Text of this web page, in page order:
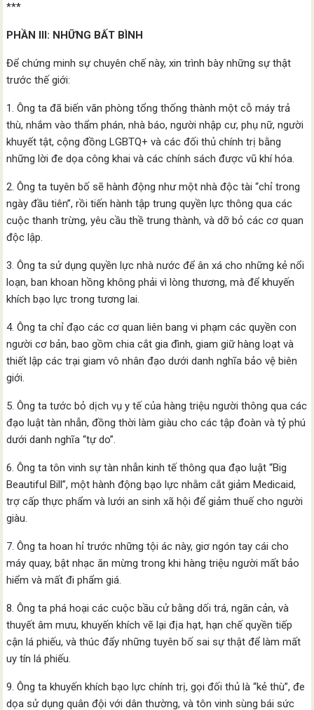
***
PHẦN III: NHỮNG BẤT BÌNH
Để chứng minh sự chuyên chế này, xin trình bày những sự thật
trước thế giới:
1. Ông ta đã biến văn phòng tổng thống thành một cỗ máy trả
thù, nhắm vào thẩm phán, nhà báo, người nhập cư, phụ nữ, người
khuyết tật, cộng đồng LGBTQ+ và các đối thủ chính trị bằng
những lời đe dọa công khai và các chính sách được vũ khí hóa.
2. Ông ta tuyên bố sẽ hành động như một nhà độc tài “chỉ trong
ngày đầu tiên”, rồi tiến hành tập trung quyền lực thông qua các
cuộc thanh trừng, yêu cầu thề trung thành, và dỡ bỏ các cơ quan
độc lập.
3. Ông ta sử dụng quyền lực nhà nước để ân xá cho những kẻ nổi
loạn, ban khoan hồng không phải vì lòng thương, mà để khuyến
khích bạo lực trong tương lai.
4. Ông ta chỉ đạo các cơ quan liên bang vi phạm các quyền con
người cơ bản, bao gồm chia cắt gia đình, giam giữ hàng loạt và
thiết lập các trại giam vô nhân đạo dưới danh nghĩa bảo vệ biên
giới.
5. Ông ta tước bỏ dịch vụ y tế của hàng triệu người thông qua các
đạo luật tàn nhẫn, đồng thời làm giàu cho các tập đoàn và tỷ phú
dưới danh nghĩa “tự do”.
6. Ông ta tôn vinh sự tàn nhẫn kinh tế thông qua đạo luật “Big
Beautiful Bill”, một hành động bạo lực nhằm cắt giảm Medicaid,
trợ cấp thực phẩm và lưới an sinh xã hội để giảm thuế cho người
giàu.
7. Ông ta hoan hỉ trước những tội ác này, giơ ngón tay cái cho
máy quay, bật nhạc ăn mừng trong khi hàng triệu người mất bảo
hiểm và mất đi phẩm giá.
8. Ông ta phá hoại các cuộc bầu cử bằng dối trá, ngăn cản, và
thuyết âm mưu, khuyến khích vẽ lại địa hạt, hạn chế quyền tiếp
cận lá phiếu, và thúc đẩy những tuyên bố sai sự thật để làm mất
uy tín lá phiếu.
9. Ông ta khuyến khích bạo lực chính trị, gọi đối thủ là “kẻ thù”, đe
dọa sử dụng quân đội với dân thường, và tôn vinh sùng bái sức